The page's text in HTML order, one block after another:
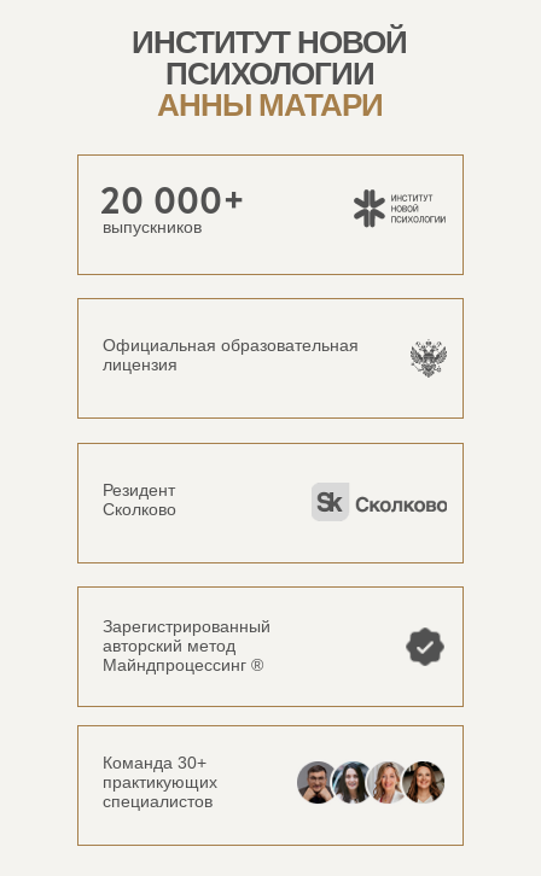
ИНСТИТУТ НОВОЙ
ПСИХОЛОГИИ
АННЫ МАТАРИ
Резидент
Сколково
Зарегистрированный
авторский метод
Майндпроцессинг ®
Команда 30+
практикующих
специалистов
выпускников
Официальная образовательная
лицензия
20 000+